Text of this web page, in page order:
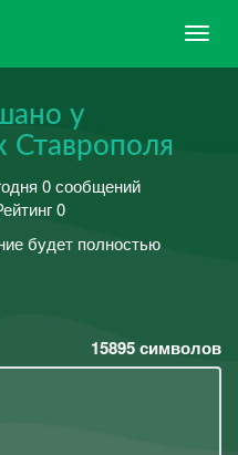
у
Ставрополя
0 сообщений
0
будет полностью
15895символов